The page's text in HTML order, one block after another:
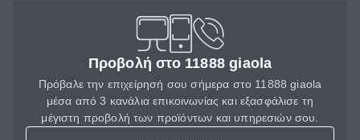
Προβολή στο 11888 giaola
Πρόβαλε την επιχείρησή σου σήμερα στο 11888 giaola
μέσα από 3 κανάλια επικοινωνίας και εξασφάλισε τη
μέγιστη προβολή των προϊόντων και υπηρεσιών σου.